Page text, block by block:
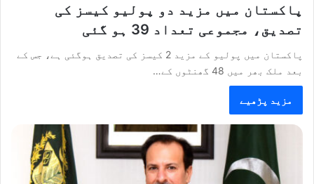
پاکستان میں مزید دو پولیو کیسز کی
تصدیق، مجموعی تعداد 39 ہو گئی
پاکستان میں پولیو کے مزید 2 کیسز کی تصدیق ہوگئی ہے، جس کے
بعد ملک بھر میں 48 گھنٹوں کے…
مزید پڑھیے